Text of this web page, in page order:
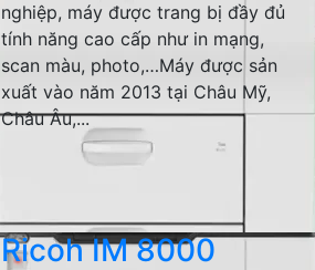
nghiệp, máy được trang bị đầy đủ
tính năng cao cấp như in mạng,
scan màu, photo,…Máy được sản
xuất vào năm 2013 tại Châu Mỹ,
Châu Âu,...
Ricoh IM 8000